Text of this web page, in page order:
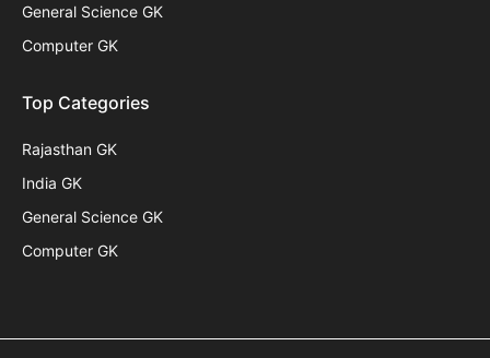
General Science GK
Computer GK
Top Categories
Rajasthan GK
India GK
General Science GK
Computer GK